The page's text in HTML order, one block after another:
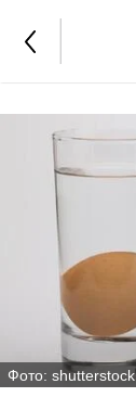
Фото: shutterstock